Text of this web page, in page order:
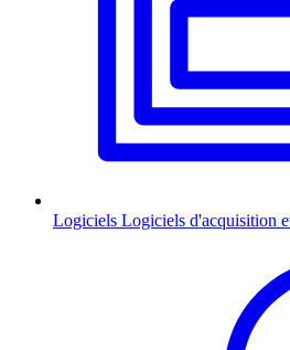
Logiciels Logiciels d'acquisition